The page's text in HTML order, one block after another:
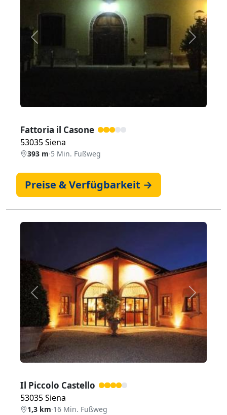
Zurück Weiter
Fattoria il Casone
53035 Siena
393 m·5 Min. Fußweg
Preise & Verfügbarkeit →
Zurück Weiter
Il Piccolo Castello
53035 Siena
1,3 km·16 Min. Fußweg